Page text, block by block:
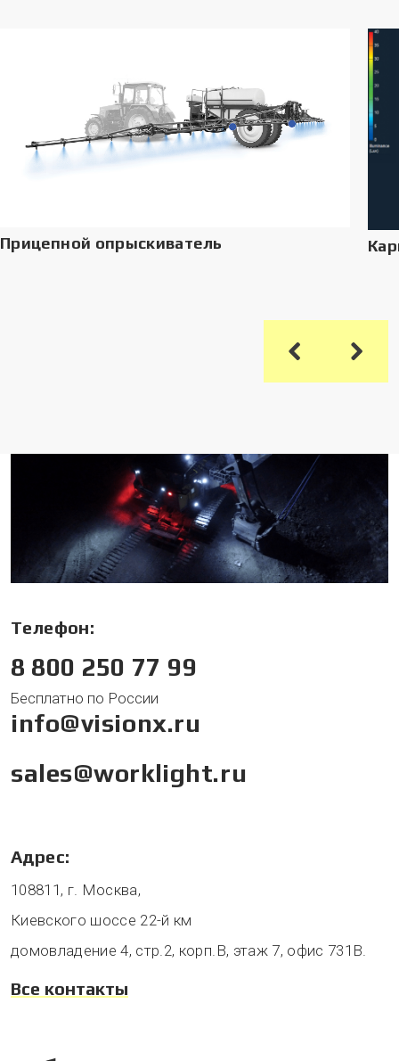
Прицепной опрыскиватель
Телефон:
8 800 250 77 99
Бесплатно по России
info@visionx.ru
sales@worklight.ru
Адрес:
108811, г. Москва,
Киевского шоссе 22-й км
домовладение 4, стр.2, корп.В, этаж 7, офис 731В.
Все контакты